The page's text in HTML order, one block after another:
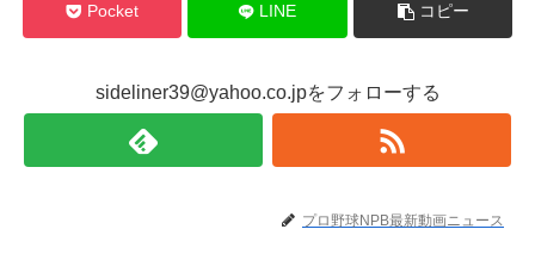
Pocket LINE コピー
sideliner39@yahoo.co.jpをフォローする
プロ野球NPB最新動画ニュース